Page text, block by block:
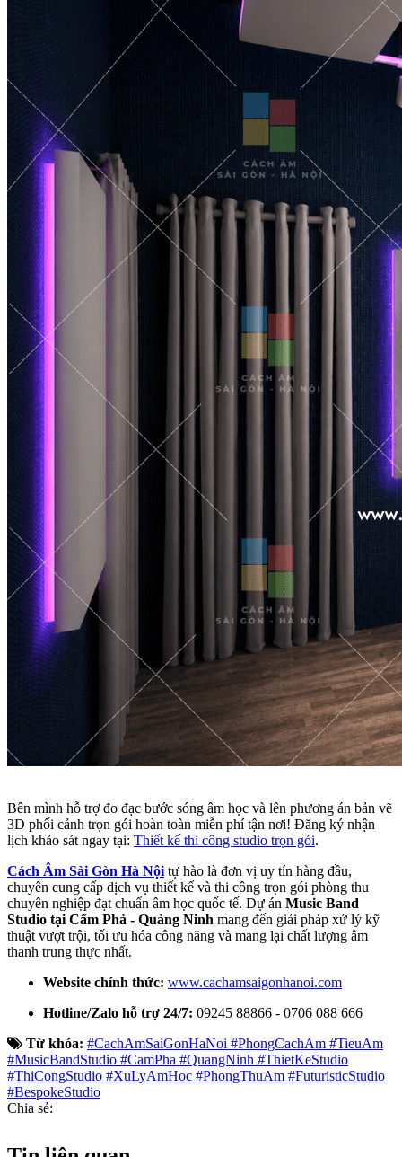
Bên mình hỗ trợ đo đạc bước sóng âm học và lên phương án bản vẽ
3D phối cảnh trọn gói hoàn toàn miễn phí tận nơi! Đăng ký nhận
lịch khảo sát ngay tại: Thiết kế thi công studio trọn gói.
Cách Âm Sài Gòn Hà Nội tự hào là đơn vị uy tín hàng đầu,
chuyên cung cấp dịch vụ thiết kế và thi công trọn gói phòng thu
chuyên nghiệp đạt chuẩn âm học quốc tế. Dự án Music Band
Studio tại Cẩm Phả - Quảng Ninh mang đến giải pháp xử lý kỹ
thuật vượt trội, tối ưu hóa công năng và mang lại chất lượng âm
thanh trung thực nhất.
Website chính thức: www.cachamsaigonhanoi.com
Hotline/Zalo hỗ trợ 24/7: 09245 88866 - 0706 088 666
Từ khóa: #CachAmSaiGonHaNoi #PhongCachAm #TieuAm
#MusicBandStudio #CamPha #QuangNinh #ThietKeStudio
#ThiCongStudio #XuLyAmHoc #PhongThuAm #FuturisticStudio
#BespokeStudio
Chia sẻ: